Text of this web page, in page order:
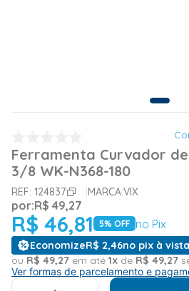
Ferramenta Curvador
3/8 WK-N368-180
REF: 124837 MARCA:VIX
por:R$ 49,27
R$ 46,81 5% OFF no Pix
EconomizeR$ 2,46no pix à vista
ou R$ 49,27 em até 1x de R$ 49,27
Ver formas de parcelamento e